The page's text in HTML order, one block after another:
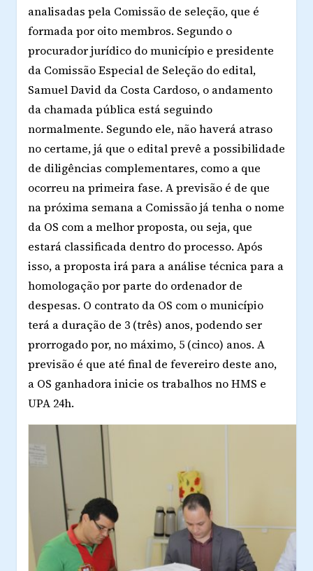
analisadas pela Comissão de seleção, que é
formada por oito membros. Segundo o
procurador jurídico do município e presidente
da Comissão Especial de Seleção do edital,
Samuel David da Costa Cardoso, o andamento
da chamada pública está seguindo
normalmente. Segundo ele, não haverá atraso
no certame, já que o edital prevê a possibilidade
de diligências complementares, como a que
ocorreu na primeira fase. A previsão é de que
na próxima semana a Comissão já tenha o nome
da OS com a melhor proposta, ou seja, que
estará classificada dentro do processo. Após
isso, a proposta irá para a análise técnica para a
homologação por parte do ordenador de
despesas. O contrato da OS com o município
terá a duração de 3 (três) anos, podendo ser
prorrogado por, no máximo, 5 (cinco) anos. A
previsão é que até final de fevereiro deste ano,
a OS ganhadora inicie os trabalhos no HMS e
UPA 24h.